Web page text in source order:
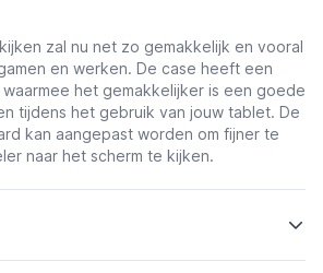
zal nu net zo gemakkelijk en vooral
en werken. De case heeft een
het gemakkelijker is een goede
tijdens het gebruik van jouw tablet. De
kan aangepast worden om fijner te
naar het scherm te kijken.